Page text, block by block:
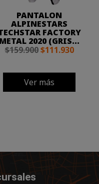
PANTALON
ALPINESTARS
FACTORY
METAL 2020 (GRIS...
$159.900 $111.930
Ver más